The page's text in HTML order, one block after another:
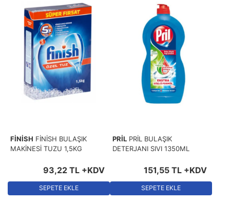
FİNİSH FİNİSH BULAŞIK
MAKİNESİ TUZU 1,5KG
93,22 TL +KDV
SEPETE EKLE
PRİL PRİL BULAŞIK
DETERJANI SIVI 1350ML
151,55 TL +KDV
SEPETE EKLE